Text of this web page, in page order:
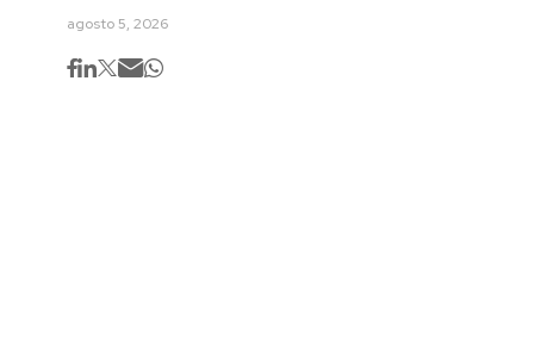
agosto 5, 2026